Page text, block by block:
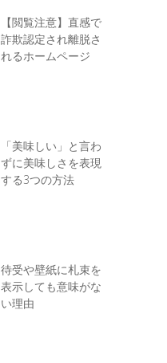
【閲覧注意】直感で
詐欺認定され離脱さ
れるホームページ
「美味しい」と言わ
ずに美味しさを表現
する3つの方法
待受や壁紙に札束を
表示しても意味がな
い理由